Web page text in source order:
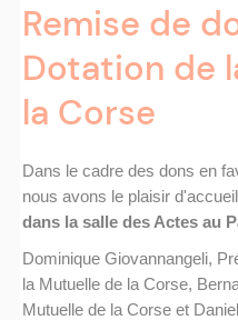
Remise de
Dotation de
la Corse
Dans le cadre des dons en
nous avons le plaisir
dans la salle des Actes au
Dominique Giovannangeli,
la Mutuelle de la Corse,
Mutuelle de la Corse et